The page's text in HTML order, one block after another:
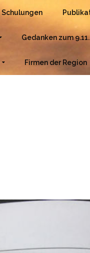
Schulungen
Gedanken zum 9.11.
Firmen der Region